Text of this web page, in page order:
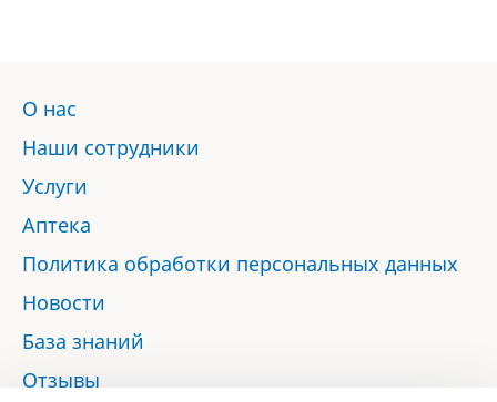
О нас
Наши сотрудники
Услуги
Аптека
Политика обработки персональных данных
Новости
База знаний
Отзывы